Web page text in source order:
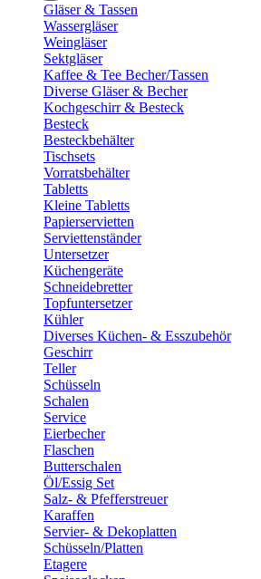
Gläser & Tassen
Wassergläser
Weingläser
Sektgläser
Kaffee & Tee Becher/Tassen
Diverse Gläser & Becher
Kochgeschirr & Besteck
Besteck
Besteckbehälter
Tischsets
Vorratsbehälter
Tabletts
Kleine Tabletts
Papierservietten
Serviettenständer
Untersetzer
Küchengeräte
Schneidebretter
Topfuntersetzer
Kühler
Diverses Küchen- & Esszubehör
Geschirr
Teller
Schüsseln
Schalen
Service
Eierbecher
Flaschen
Butterschalen
Öl/Essig Set
Salz- & Pfefferstreuer
Karaffen
Servier- & Dekoplatten
Schüsseln/Platten
Etagere